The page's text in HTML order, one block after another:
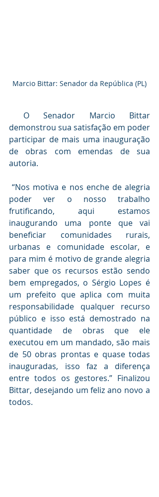
Marcio Bittar: Senador da República (PL)
O Senador Marcio Bittar
demonstrou sua satisfação em poder
participar de mais uma inauguração
de obras com emendas de sua
autoria.
“Nos motiva e nos enche de alegria
poder ver o nosso trabalho
frutificando, aqui estamos
inaugurando uma ponte que vai
beneficiar comunidades rurais,
urbanas e comunidade escolar, e
para mim é motivo de grande alegria
saber que os recursos estão sendo
bem empregados, o Sérgio Lopes é
um prefeito que aplica com muita
responsabilidade qualquer recurso
público e isso está demostrado na
quantidade de obras que ele
executou em um mandado, são mais
de 50 obras prontas e quase todas
inauguradas, isso faz a diferença
entre todos os gestores.” Finalizou
Bittar, desejando um feliz ano novo a
todos.